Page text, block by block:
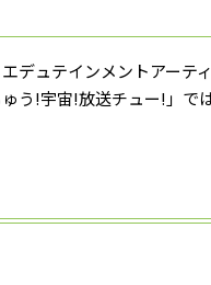
デュテインメントアーテ
う!宇宙!放送チュー!」で